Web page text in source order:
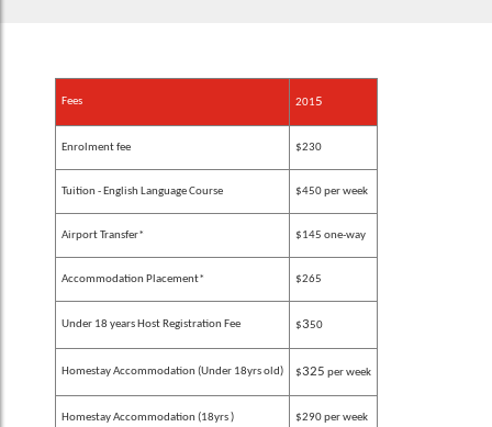
Fees 2015
Enrolment fee $230
Tuition - English Language Course $450 per week
Airport Transfer* $145 one-way
Accommodation Placement* $265
Under 18 years Host Registration Fee $350
Homestay Accommodation (Under 18yrs old) $325 per week
Homestay Accommodation (18yrs ) $290 per week